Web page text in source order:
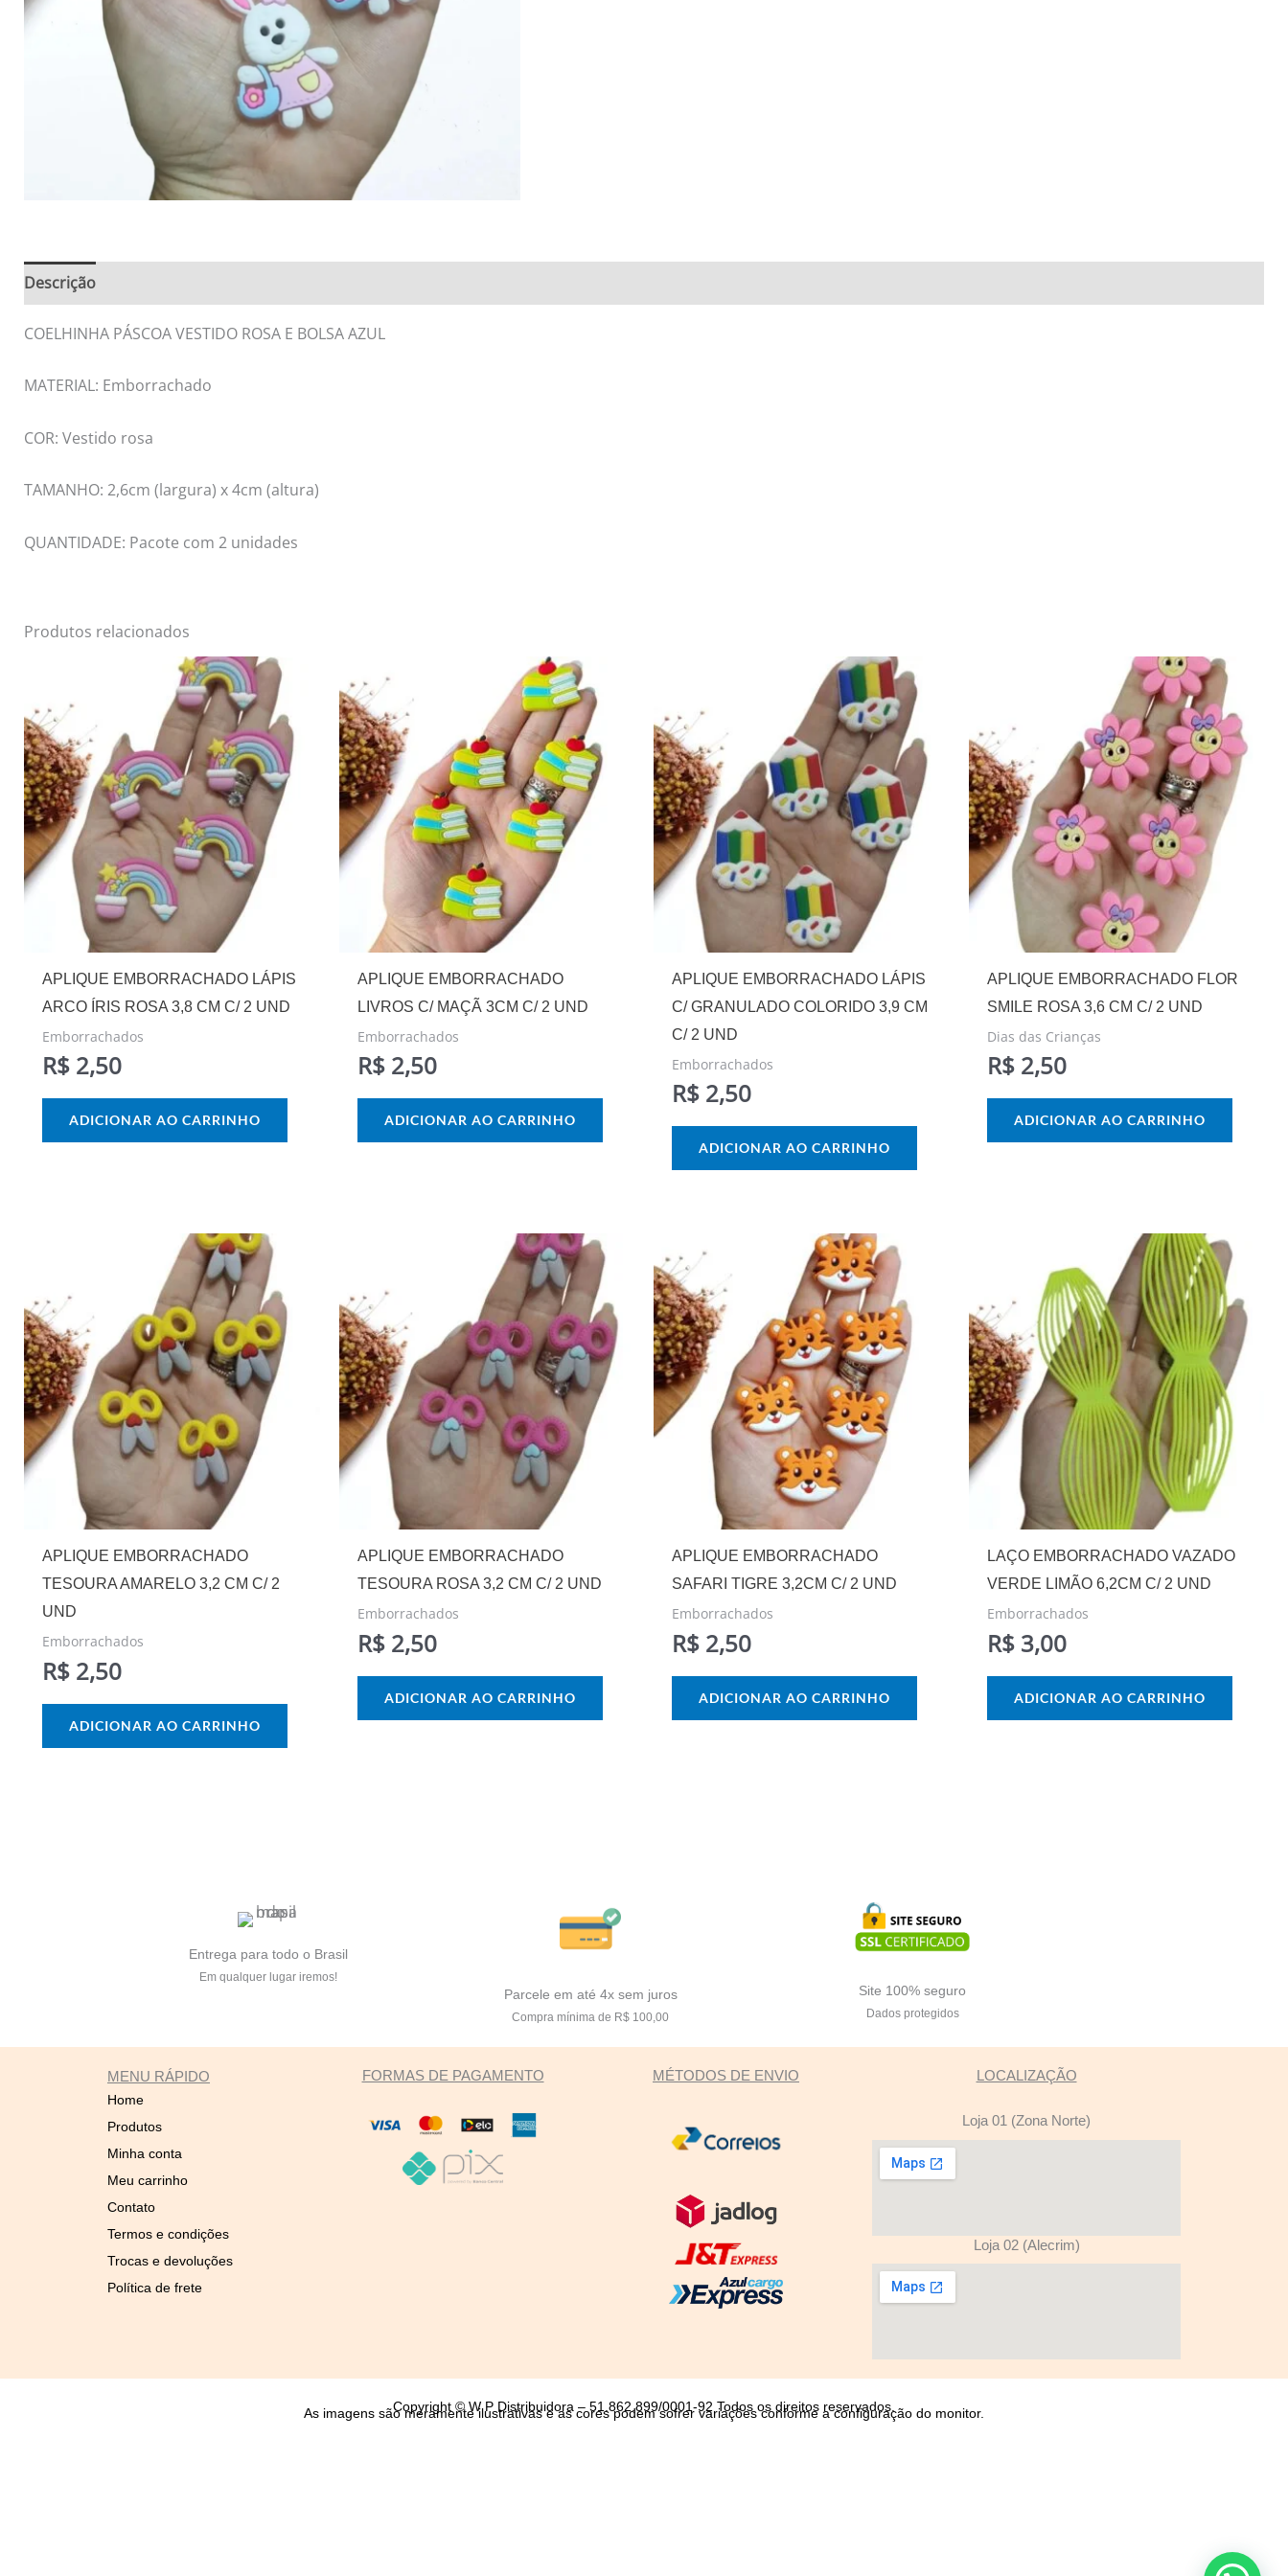
Descrição
COELHINHA PÁSCOA VESTIDO ROSA E BOLSA AZUL
MATERIAL: Emborrachado
COR: Vestido rosa
TAMANHO: 2,6cm (largura) x 4cm (altura)
QUANTIDADE: Pacote com 2 unidades
Produtos relacionados
APLIQUE EMBORRACHADO LÁPIS
ARCO ÍRIS ROSA 3,8 CM C/ 2 UND
Emborrachados
R$ 2,50
ADICIONAR AO CARRINHO
APLIQUE EMBORRACHADO
LIVROS C/ MAÇÃ 3CM C/ 2 UND
Emborrachados
R$2,50
ADICIONAR AO CARRINHO
APLIQUE EMBORRACHADO LÁPIS
C/ GRANULADO COLORIDO 3,9 CM
C/ 2 UND
Emborrachados
R$ 2,50
ADICIONAR AO CARRINHO
APLIQUE EMBORRACHADO FLOR
SMILE ROSA 3,6 CM C/ 2 UND
Dias das Crianças
R$2,50
ADICIONAR AO CARRINHO
APLIQUE EMBORRACHADO
TESOURA AMARELO 3,2 CM C/ 2
UND
Emborrachados
R$ 2,50
ADICIONAR AO CARRINHO
APLIQUE EMBORRACHADO
TESOURA ROSA 3,2 CM C/ 2 UND
Emborrachados
R$2,50
ADICIONAR AO CARRINHO
APLIQUE EMBORRACHADO
SAFARI TIGRE 3,2CM C/ 2 UND
Emborrachados
R$ 2,50
ADICIONAR AO CARRINHO
LAÇO EMBORRACHADO VAZADO
VERDE LIMÃO 6,2CM C/ 2 UND
Emborrachados
R$3,00
ADICIONAR AO CARRINHO
Entrega para todo o Brasil
Em qualquer lugar iremos!
Parcele em até 4x sem juros
Compra mínima de R$ 100,00
Site 100% seguro
Dados protegidos
MENU RÁPIDO
Home
Produtos
Minha conta
Meu carrinho
Contato
Termos e condições
Trocas e devoluções
Política de frete
FORMAS DE PAGAMENTO MÉTODOS DE ENVIO LOCALIZAÇÃO
Loja 01 (Zona Norte)
Loja 02 (Alecrim)
Copyright © W P Distribuidora – 51.862.899/0001-92 Todos os direitos reservados.
As imagens são meramente ilustrativas e as cores podem sofrer variações conforme a configuração do monitor.